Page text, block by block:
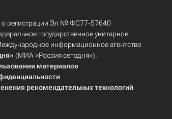
о регистрации Эл № ФС77-57640
государственное унитарное
информационное агентство
(МИА «Россия сегодня»).
материалов
рекомендательных технологий